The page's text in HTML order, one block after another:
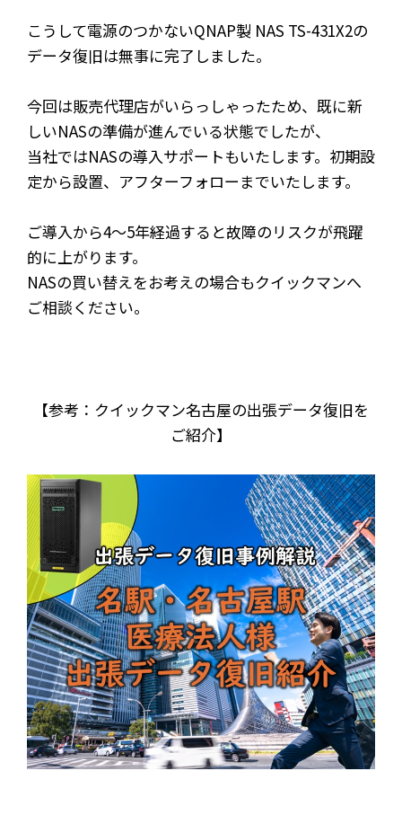
こうして電源のつかないQNAP製 NAS TS-431X2の
データ復旧は無事に完了しました。
今回は販売代理店がいらっしゃったため、既に新
しいNASの準備が進んでいる状態でしたが、
当社ではNASの導入サポートもいたします。初期設
定から設置、アフターフォローまでいたします。
ご導入から4～5年経過すると故障のリスクが飛躍
的に上がります。
NASの買い替えをお考えの場合もクイックマンへ
ご相談ください。
【参考：クイックマン名古屋の出張データ復旧を
ご紹介】